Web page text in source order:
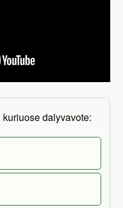
dalyvavote: